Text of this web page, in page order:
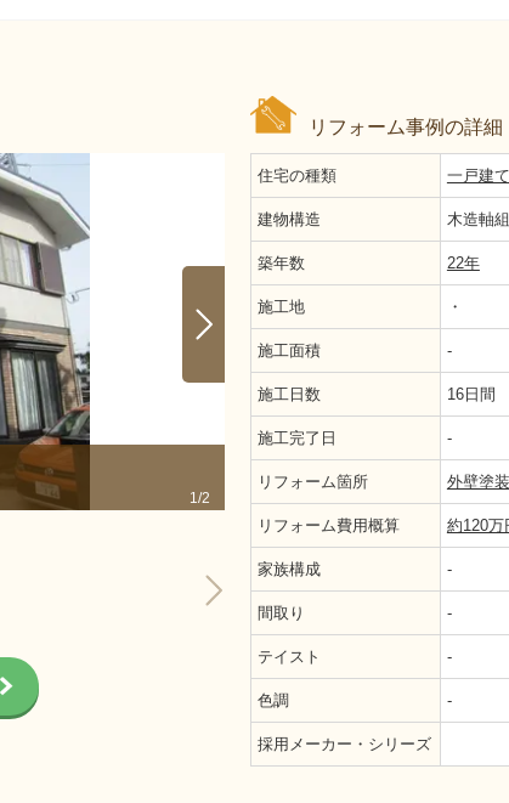
リフォーム事例の詳細
1/2
施工前
住宅の種類 一戸建て
建物構造 木造軸
築年数 22年
施工地 ・
施工面積 -
施工日数 16日間
施工完了日 -
リフォーム箇所 外壁塗
リフォーム費用概算 約120万
家族構成 -
間取り -
テイスト -
色調 -
採用メーカー・シリーズ